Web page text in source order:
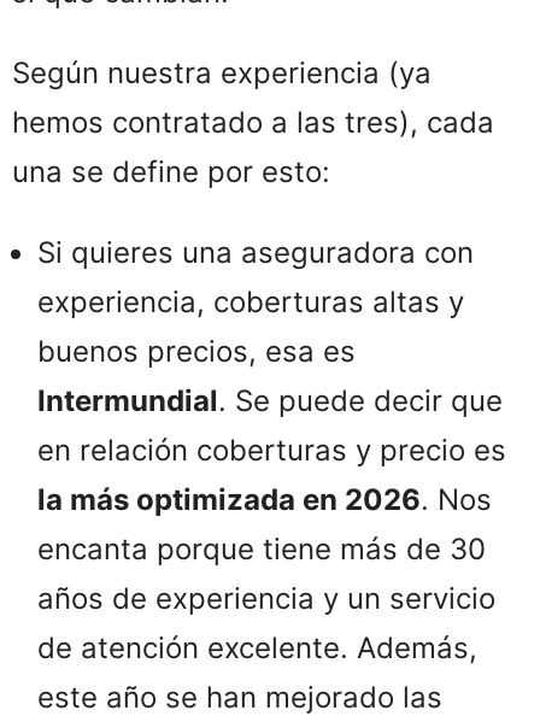
Según nuestra experiencia (ya
hemos contratado a las tres), cada
una se define por esto:
Si quieres una aseguradora con
experiencia, coberturas altas y
buenos precios, esa es
Intermundial. Se puede decir que
en relación coberturas y precio es
la más optimizada en 2026. Nos
encanta porque tiene más de 30
años de experiencia y un servicio
de atención excelente. Además,
este año se han mejorado las